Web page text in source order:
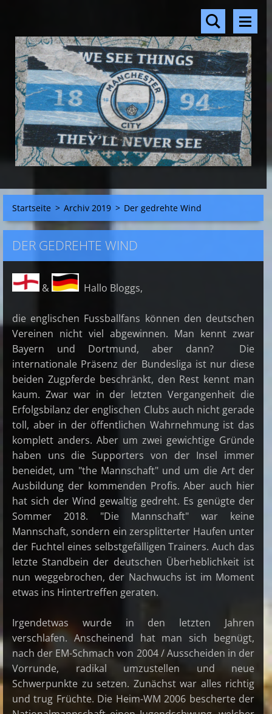
Startseite > Archiv 2019 > Der gedrehte Wind
DER GEDREHTE WIND
& Hallo Bloggs,
die englischen Fussballfans können den deutschen
Vereinen nicht viel abgewinnen. Man kennt zwar
Bayern und Dortmund, aber dann? Die
internationale Präsenz der Bundesliga ist nur diese
beiden Zugpferde beschränkt, den Rest kennt man
kaum. Zwar war in der letzten Vergangenheit die
Erfolgsbilanz der englischen Clubs auch nicht gerade
toll, aber in der öffentlichen Wahrnehmung ist das
komplett anders. Aber um zwei gewichtige Gründe
haben uns die Supporters von der Insel immer
beneidet, um "the Mannschaft" und um die Art der
Ausbildung der kommenden Profis. Aber auch hier
hat sich der Wind gewaltig gedreht. Es genügte der
Sommer 2018. "Die Mannschaft" war keine
Mannschaft, sondern ein zersplitterter Haufen unter
der Fuchtel eines selbstgefälligen Trainers. Auch das
letzte Standbein der deutschen Überheblichkeit ist
nun weggebrochen, der Nachwuchs ist im Moment
etwas ins Hintertreffen geraten.
Irgendetwas wurde in den letzten Jahren
verschlafen. Anscheinend hat man sich begnügt,
nach der EM-Schmach von 2004 / Ausscheiden in der
Vorrunde, radikal umzustellen und neue
Schwerpunkte zu setzen. Zunächst war alles richtig
und trug Früchte. Die Heim-WM 2006 bescherte der